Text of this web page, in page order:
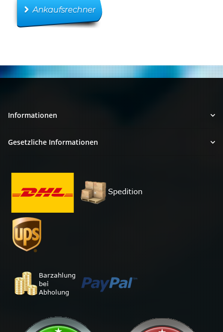
Informationen
Gesetzliche Informationen